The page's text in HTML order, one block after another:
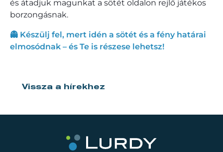
és átadjuk magunkat a sötét oldalon rejlő játékos
borzongásnak.
👻 Készülj fel, mert idén a sötét és a fény határai
elmosódnak – és Te is részese lehetsz!
Vissza a hírekhez